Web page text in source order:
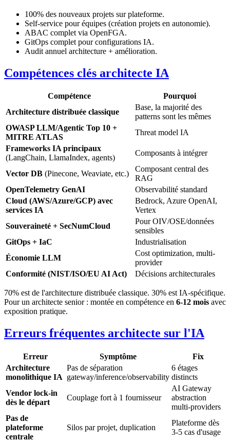
100% des nouveaux projets sur plateforme.
Self-service pour équipes (création projets en autonomie).
ABAC complet via OpenFGA.
GitOps complet pour configurations IA.
Audit annuel architecture + amélioration.
Compétences clés architecte IA
Compétence
Pourquoi
Architecture distribuée classique
Base, la majorité des
patterns sont les mêmes
OWASP LLM/Agentic Top 10 +
MITRE ATLAS
Threat model IA
Frameworks IA principaux
(LangChain, LlamaIndex, agents)
Composants à intégrer
Vector DB (Pinecone, Weaviate, etc.)
Composant central des
RAG
OpenTelemetry GenAI
Observabilité standard
Cloud (AWS/Azure/GCP) avec
services IA
Bedrock, Azure OpenAI,
Vertex
Souveraineté + SecNumCloud
Pour OIV/OSE/données
sensibles
GitOps + IaC
Industrialisation
Économie LLM
Cost optimization, multi-
provider
Conformité (NIST/ISO/EU AI Act)
Décisions architecturales
70% est de l'architecture distribuée classique. 30% est IA-spécifique.
Pour un architecte senior : montée en compétence en 6-12 mois avec
exposition pratique.
Erreurs fréquentes architecte sur l'IA
Erreur Symptôme
Fix
Architecture
monolithique IA
Pas de séparation
gateway/inference/observability
6 étages
distincts
Vendor lock-in
dès le départ
Couplage fort à 1 fournisseur
AI Gateway
abstraction
multi-providers
Pas de
plateforme
centrale
Silos par projet, duplication
Plateforme dès
3-5 cas d'usage